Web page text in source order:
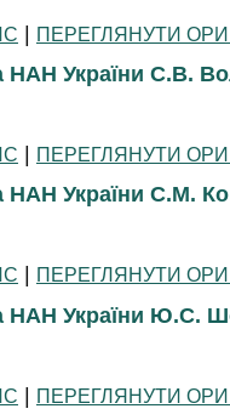
| ПЕРЕГЛЯНУТИ
НАН України С.В.
| ПЕРЕГЛЯНУТИ
НАН України С.М.
| ПЕРЕГЛЯНУТИ
НАН України Ю.С.
| ПЕРЕГЛЯНУТИ